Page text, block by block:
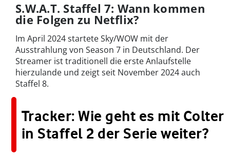
S.W.A.T. Staffel 7: Wann kommen
die Folgen zu Netflix?
Im April 2024 startete Sky/WOW mit der
Ausstrahlung von Season 7 in Deutschland. Der
Streamer ist traditionell die erste Anlaufstelle
hierzulande und zeigt seit November 2024 auch
Staffel 8.
Tracker: Wie geht es mit Colter
in Staffel 2 der Serie weiter?